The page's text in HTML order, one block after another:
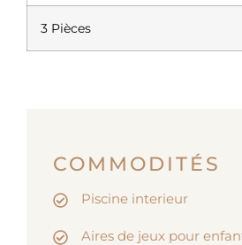
3 Pièces
COMMODITÉS
Piscine interieur
Aires de jeux pour